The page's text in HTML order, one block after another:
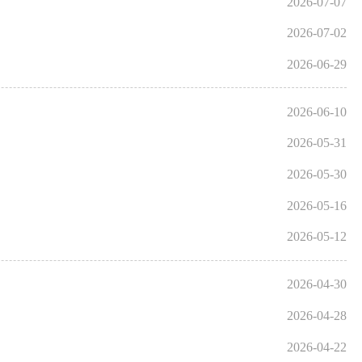
2026-07-02
2026-06-29
2026-06-10
2026-05-31
2026-05-30
2026-05-16
2026-05-12
2026-04-30
2026-04-28
2026-04-22